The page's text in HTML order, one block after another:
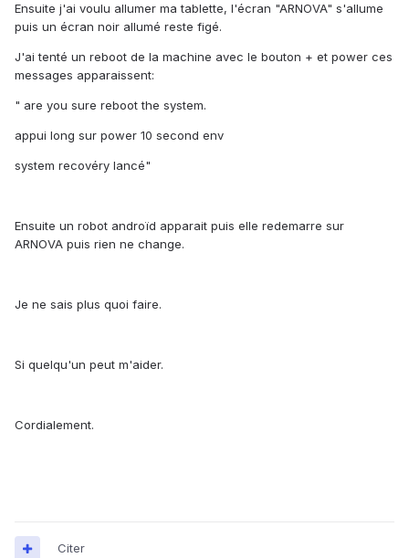
Ensuite j'ai voulu allumer ma tablette, l'écran "ARNOVA" s'allume
puis un écran noir allumé reste figé.
J'ai tenté un reboot de la machine avec le bouton + et power ces
messages apparaissent:
" are you sure reboot the system.
appui long sur power 10 second env
system recovéry lancé"
Ensuite un robot androïd apparait puis elle redemarre sur
ARNOVA puis rien ne change.
Je ne sais plus quoi faire.
Si quelqu'un peut m'aider.
Cordialement.
Citer